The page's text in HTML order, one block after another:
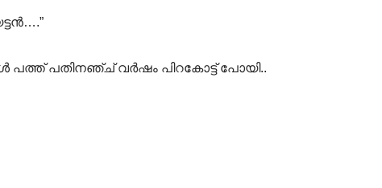
പതിനഞ്ച് വര്‍ഷം പിറകോട്ട് പോയി..